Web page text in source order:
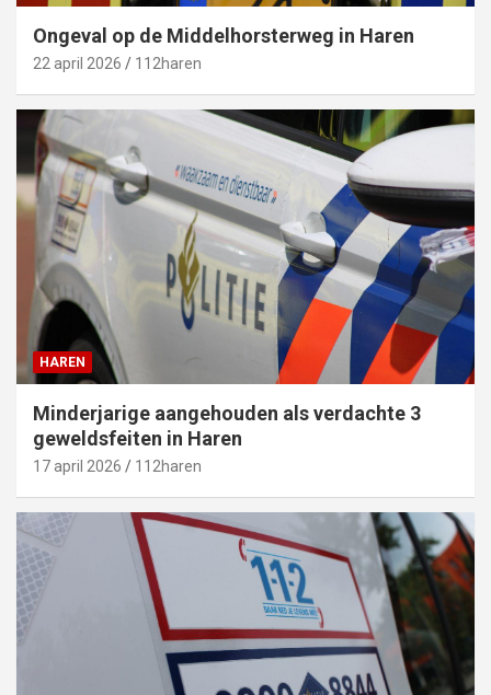
Ongeval op de Middelhorsterweg in Haren
22 april 2026 112haren
HAREN
Minderjarige aangehouden als verdachte 3
geweldsfeiten in Haren
17 april 2026 112haren